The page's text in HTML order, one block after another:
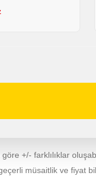
+/- farklılıklar
müsaitlik ve fiyat